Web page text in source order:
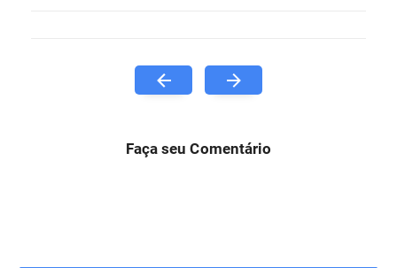
Faça seu Comentário